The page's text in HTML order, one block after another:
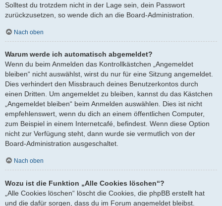
Solltest du trotzdem nicht in der Lage sein, dein Passwort
zurückzusetzen, so wende dich an die Board-Administration.
Nach oben
Warum werde ich automatisch abgemeldet?
Wenn du beim Anmelden das Kontrollkästchen „Angemeldet
bleiben“ nicht auswählst, wirst du nur für eine Sitzung angemeldet.
Dies verhindert den Missbrauch deines Benutzerkontos durch
einen Dritten. Um angemeldet zu bleiben, kannst du das Kästchen
„Angemeldet bleiben“ beim Anmelden auswählen. Dies ist nicht
empfehlenswert, wenn du dich an einem öffentlichen Computer,
zum Beispiel in einem Internetcafé, befindest. Wenn diese Option
nicht zur Verfügung steht, dann wurde sie vermutlich von der
Board-Administration ausgeschaltet.
Nach oben
Wozu ist die Funktion „Alle Cookies löschen“?
„Alle Cookies löschen“ löscht die Cookies, die phpBB erstellt hat
und die dafür sorgen, dass du im Forum angemeldet bleibst.